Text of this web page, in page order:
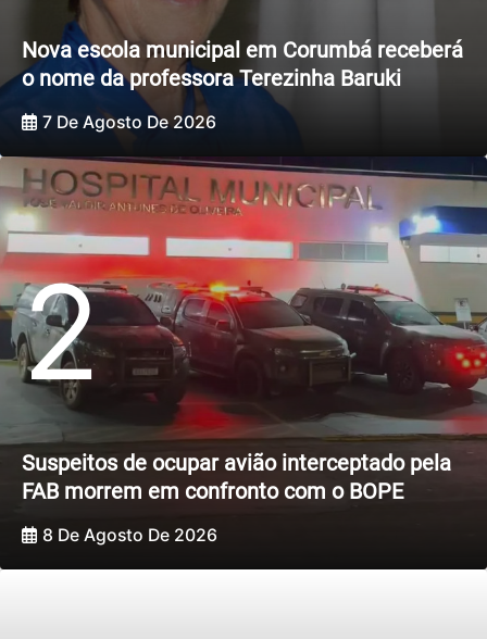
Nova escola municipal em Corumbá receberá
o nome da professora Terezinha Baruki
7 De Agosto De 2026
2
Suspeitos de ocupar avião interceptado pela
FAB morrem em confronto com o BOPE
8 De Agosto De 2026